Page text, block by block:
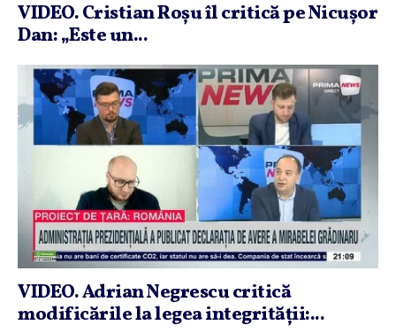
VIDEO. Cristian Roşu îl critică pe Nicuşor
Dan: „Este un...
VIDEO. Adrian Negrescu critică
modificările la legea integrităţii:...